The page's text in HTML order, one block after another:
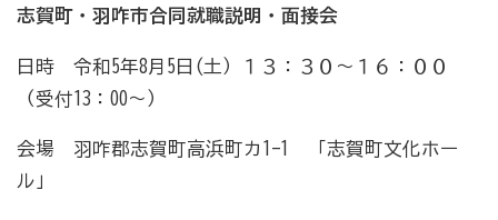
志賀町・羽咋市合同就職説明・面接会
日時 令和5年8月5日(土）１３：３０～１６：００
（受付13：00～）
会場 羽咋郡志賀町高浜町カ1-1 「志賀町文化ホー
ル」
補助金・助成金一覧
令和6年能登半島地震等災害に関する支援情報